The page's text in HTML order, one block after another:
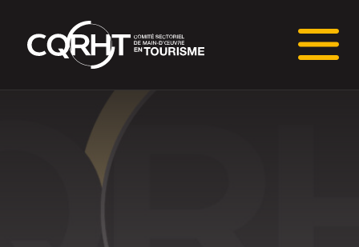
Connaissances stratégiques
Informations sur le marché du travail (IMT)